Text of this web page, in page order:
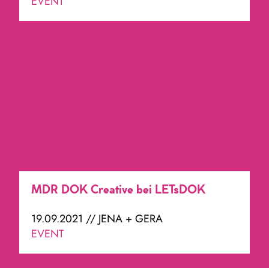
MDR DOK Creative bei LETsDOK
19.09.2021 // JENA + GERA
EVENT